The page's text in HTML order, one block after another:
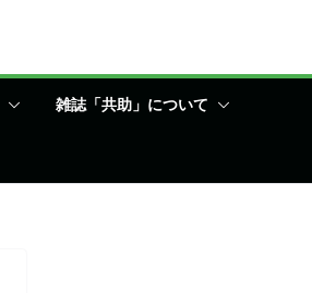
雑誌「共助」について